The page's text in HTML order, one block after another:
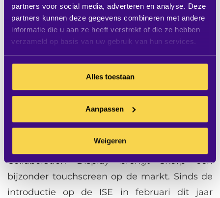
partners voor social media, adverteren en analyse. Deze
partners kunnen deze gegevens combineren met andere
informatie die u aan ze heeft verstrekt of die ze hebben
verzameld op basis van uw gebruik van hun services.
Alles toestaan
Aanpassen
Weigeren
De voordelen nog even op een
rij
Het is duidelijk. Met het Windows
Collaboration Display brengt Sharp een
bijzonder touchscreen op de markt. Sinds de
introductie op de ISE in februari dit jaar